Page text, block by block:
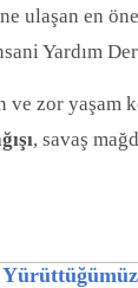
ulaşan en
Yardım
ve zor
, savaş